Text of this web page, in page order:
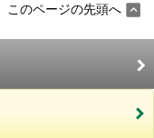
このページの先頭へ